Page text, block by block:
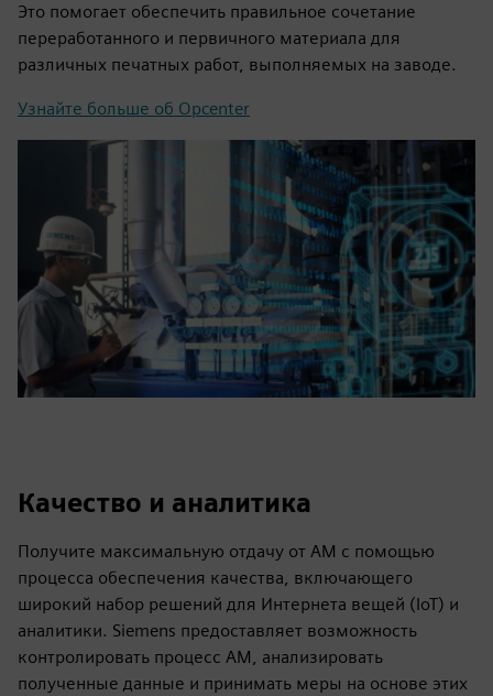
Это помогает обеспечить правильное сочетание
переработанного и первичного материала для
различных печатных работ, выполняемых на заводе.
Узнайте больше об Opcenter
Качество и аналитика
Получите максимальную отдачу от AM с помощью
процесса обеспечения качества, включающего
широкий набор решений для Интернета вещей (IoT) и
аналитики. Siemens предоставляет возможность
контролировать процесс AM, анализировать
полученные данные и принимать меры на основе этих